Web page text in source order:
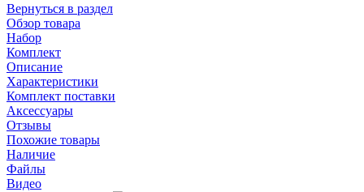
Вернуться в раздел
Обзор товара
Набор
Комплект
Описание
Характеристики
Комплект поставки
Аксессуары
Отзывы
Похожие товары
Наличие
Файлы
Видео